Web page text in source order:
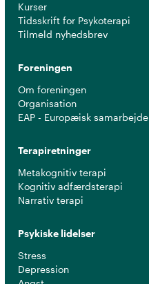
Kurser
Tidsskrift for Psykoterapi
Tilmeld nyhedsbrev
Foreningen
Om foreningen
Organisation
EAP - Europæisk samarbejde
Terapiretninger
Metakognitiv terapi
Kognitiv adfærdsterapi
Narrativ terapi
Psykiske lidelser
Stress
Depression